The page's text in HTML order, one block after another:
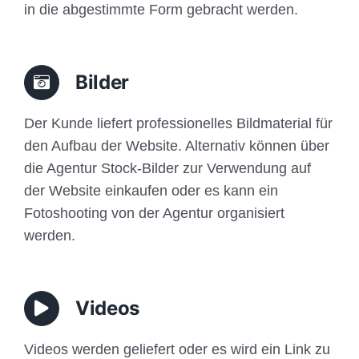
in die abgestimmte Form gebracht werden.
Bilder
Der Kunde liefert professionelles Bildmaterial für
den Aufbau der Website. Alternativ können über
die Agentur Stock-Bilder zur Verwendung auf
der Website einkaufen oder es kann ein
Fotoshooting von der Agentur organisiert
werden.
Videos
Videos werden geliefert oder es wird ein Link zu